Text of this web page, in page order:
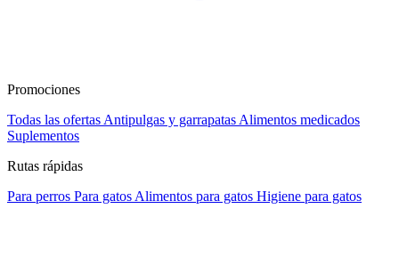
Promociones
Todas las ofertas Antipulgas y garrapatas Alimentos medicados
Suplementos
Rutas rápidas
Para perros Para gatos Alimentos para gatos Higiene para gatos